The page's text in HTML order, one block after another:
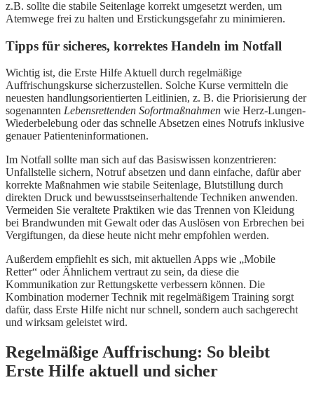
z.B. sollte die stabile Seitenlage korrekt umgesetzt werden, um
Atemwege frei zu halten und Erstickungsgefahr zu minimieren.
Tipps für sicheres, korrektes Handeln im Notfall
Wichtig ist, die Erste Hilfe Aktuell durch regelmäßige
Auffrischungskurse sicherzustellen. Solche Kurse vermitteln die
neuesten handlungsorientierten Leitlinien, z. B. die Priorisierung der
sogenannten Lebensrettenden Sofortmaßnahmen wie Herz-Lungen-
Wiederbelebung oder das schnelle Absetzen eines Notrufs inklusive
genauer Patienteninformationen.
Im Notfall sollte man sich auf das Basiswissen konzentrieren:
Unfallstelle sichern, Notruf absetzen und dann einfache, dafür aber
korrekte Maßnahmen wie stabile Seitenlage, Blutstillung durch
direkten Druck und bewusstseinserhaltende Techniken anwenden.
Vermeiden Sie veraltete Praktiken wie das Trennen von Kleidung
bei Brandwunden mit Gewalt oder das Auslösen von Erbrechen bei
Vergiftungen, da diese heute nicht mehr empfohlen werden.
Außerdem empfiehlt es sich, mit aktuellen Apps wie „Mobile
Retter“ oder Ähnlichem vertraut zu sein, da diese die
Kommunikation zur Rettungskette verbessern können. Die
Kombination moderner Technik mit regelmäßigem Training sorgt
dafür, dass Erste Hilfe nicht nur schnell, sondern auch sachgerecht
und wirksam geleistet wird.
Regelmäßige Auffrischung: So bleibt
Erste Hilfe aktuell und sicher